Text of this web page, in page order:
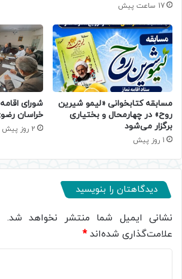
17 ساعت پیش
مسابقه کتابخوانی «لیمو شیرین
روح» در چهارمحال و بختیاری
برگزار می‌شود
1 روز پیش
شورای
خراسان
2 روز پیش
دیدگاهتان را بنویسید
نشانی ایمیل شما منتشر نخواهد شد.
علامت‌گذاری شده‌اند*